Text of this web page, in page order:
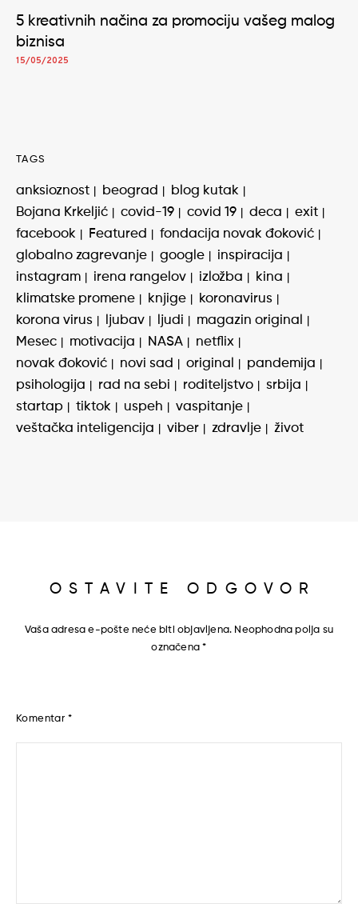
5 kreativnih načina za promociju vašeg malog
biznisa
15/05/2025
TAGS
anksioznost beograd
blog kutak
Bojana Krkeljić
covid-19 covid 19 deca
exit
facebook
Featured
fondacija novak đoković
globalno zagrevanje
google
inspiracija
instagram
irena rangelov izložba
kina
klimatske promene
knjige
koronavirus
korona virus
ljubav ljudi
magazin original
Mesec
motivacija NASA
netflix
novak đoković
novi sad original
pandemija
psihologija
rad na sebi roditeljstvo
srbija
startap
tiktok uspeh
vaspitanje
veštačka inteligencija
viber zdravlje život
OSTAVITE ODGOVOR
Vaša adresa e-pošte neće biti objavljena. Neophodna polja su
označena*
Komentar *